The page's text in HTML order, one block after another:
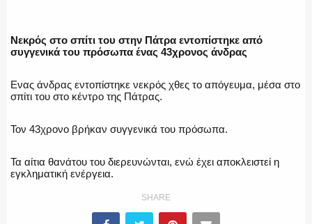
ΠΥΡΟΣΒΕΣΤΙΚΗ
ΛΙΜΕΝΙΚΟ
Νεκρός στο σπίτι του στην Πάτρα εντοπίστηκε από
συγγενικά του πρόσωπα ένας 43χρονος άνδρας
Ενας άνδρας εντοπίστηκε νεκρός χθες το απόγευμα, μέσα στο
σπίτι του στο κέντρο της Πάτρας.
Τον 43χρονο βρήκαν συγγενικά του πρόσωπα.
Τα αίτια θανάτου του διερευνώνται, ενώ έχει αποκλειστεί η
εγκληματική ενέργεια.
SHARE